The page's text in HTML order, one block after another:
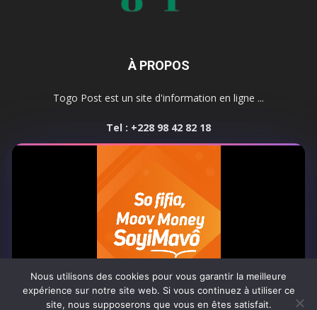
À PROPOS
Togo Post est un site d'information en ligne ...
Tel : +228 98 42 82 18
SUIVEZ NOUS
Africa-Newsroom Contact Activités du site
Nous utilisons des cookies pour vous garantir la meilleure
expérience sur notre site web. Si vous continuez à utiliser ce
site, nous supposerons que vous en êtes satisfait.